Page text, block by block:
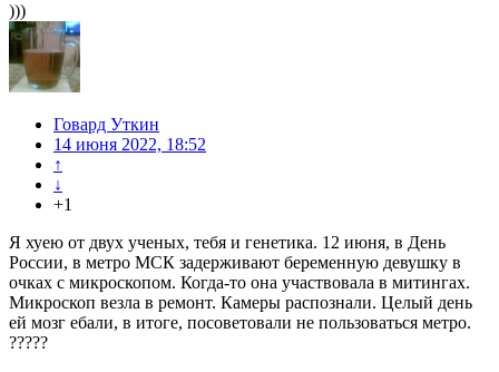
)))
Говард Уткин
14 июня 2022, 18:52
↑
↓
+1
Я хуею от двух ученых, тебя и генетика. 12 июня, в День
России, в метро МСК задерживают беременную девушку в
очках с микроскопом. Когда-то она участвовала в митингах.
Микроскоп везла в ремонт. Камеры распознали. Целый день
ей мозг ебали, в итоге, посоветовали не пользоваться метро.
?????